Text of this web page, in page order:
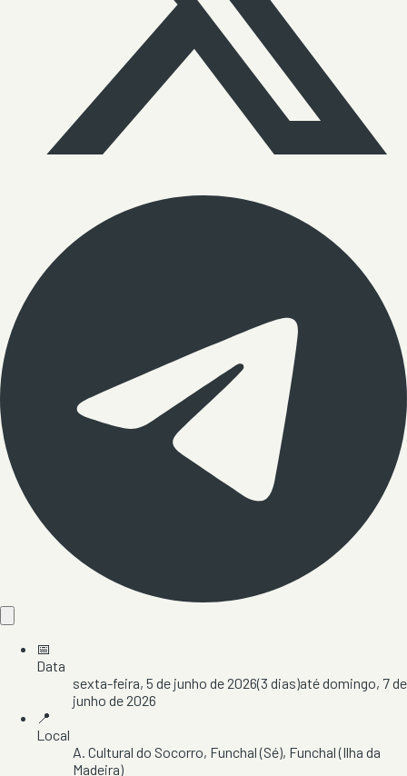
📅
Data
sexta-feira, 5 de junho de 2026(3 dias)atédomingo, 7 de
junho de 2026
📍
Local
A. Cultural do Socorro, Funchal (Sé), Funchal(Ilha da
Madeira)